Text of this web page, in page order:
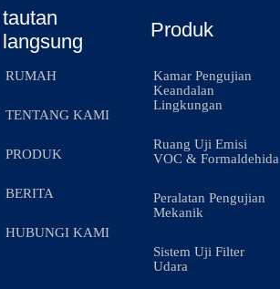
tautan
langsung
RUMAH
TENTANG KAMI
PRODUK
BERITA
HUBUNGI KAMI
Produk
Kamar Pengujian
Keandalan
Lingkungan
Ruang Uji Emisi
VOC & Formaldehida
Peralatan Pengujian
Mekanik
Sistem Uji Filter
Udara